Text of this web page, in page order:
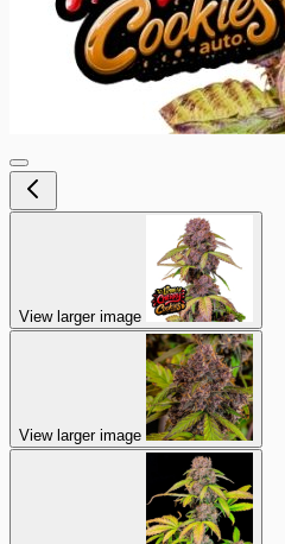
View larger image
View larger image